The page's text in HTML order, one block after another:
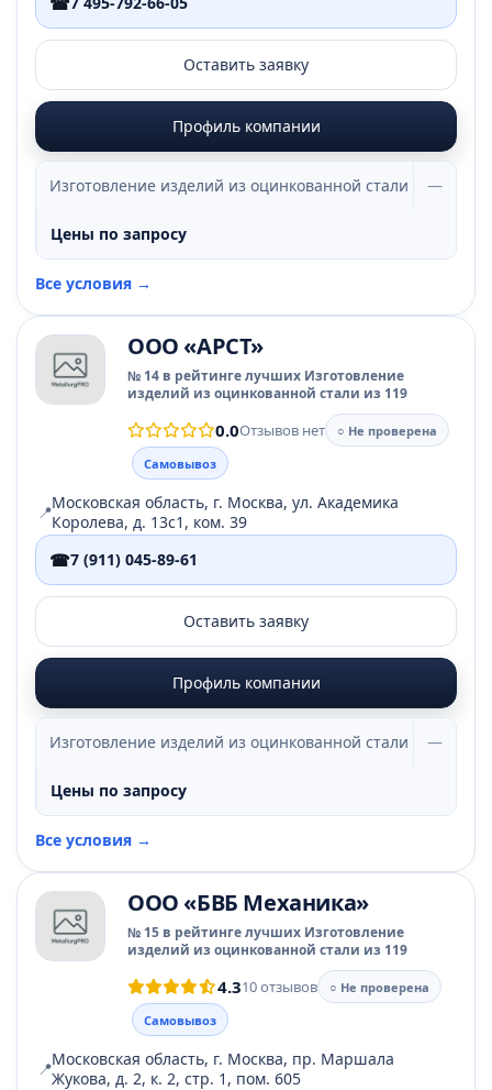
Оставить заявку
Профиль компании
Изготовление изделий из оцинкованной стали —
Цены по запросу
Все условия →
ООО «АРСТ»
№ 14 в рейтинге лучших Изготовление
изделий из оцинкованной стали из 119
0.0Отзывов нет
○ Не проверена
Самовывоз
📍Московская область, г. Москва, ул. Академика
Королева, д. 13с1, ком. 39
☎7 (911) 045-89-61
Оставить заявку
Профиль компании
Изготовление изделий из оцинкованной стали —
Цены по запросу
Все условия →
ООО «БВБ Механика»
№ 15 в рейтинге лучших Изготовление
изделий из оцинкованной стали из 119
4.310 отзывов
○ Не проверена
Самовывоз
📍Московская область, г. Москва, пр. Маршала
Жукова, д. 2, к. 2, стр. 1, пом. 605